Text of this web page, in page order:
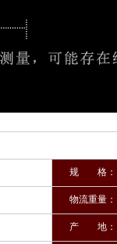
规 格：
物流重量：
产 地：